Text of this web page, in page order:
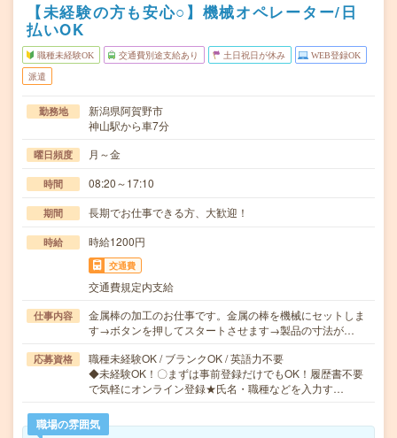
【未経験の方も安心○】機械オペレーター/日
払いOK
職種未経験OK 交通費別途支給あり 土日祝日が休み WEB登録OK
派遣
勤務地
新潟県阿賀野市
神山駅から車7分
曜日頻度 月～金
時間 08:20～17:10
期間 長期でお仕事できる方、大歓迎！
時給 時給1200円
交通費
交通費規定内支給
仕事内容
金属棒の加工のお仕事です。金属の棒を機械にセットしま
す→ボタンを押してスタートさせます→製品の寸法が…
応募資格
職種未経験OK / ブランクOK / 英語力不要
◆未経験OK！〇まずは事前登録だけでもOK！履歴書不要
で気軽にオンライン登録★氏名・職種などを入力す…
職場の雰囲気